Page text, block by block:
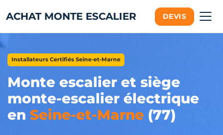
ACHAT MONTE ESCALIER DEVIS
Installateurs Certifiés Seine-et-Marne
Monte escalier et siège
monte-escalier électrique
en Seine-et-Marne (77)